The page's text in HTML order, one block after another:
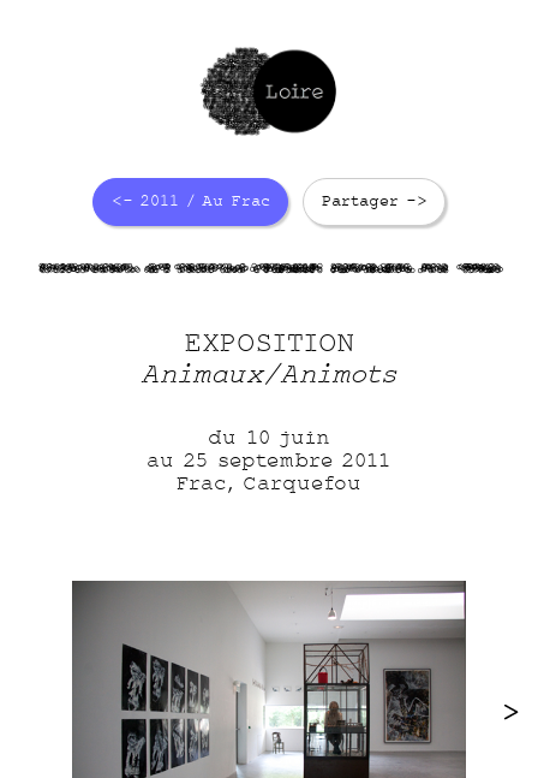
<- 2011 / Au Frac Partager ->
EzDRx6sVuwi3D 0vT1hrYCkj7gbgFHAkOurbogTqPVe 9QLk0
EXPOSITION
Animaux/Animots
du 10 juin
au 25 septembre 2011
Frac, Carquefou